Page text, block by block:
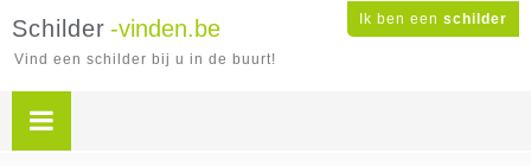
Ik ben een schilder
Schilder -vinden.be
Vind een schilder bij u in de buurt!